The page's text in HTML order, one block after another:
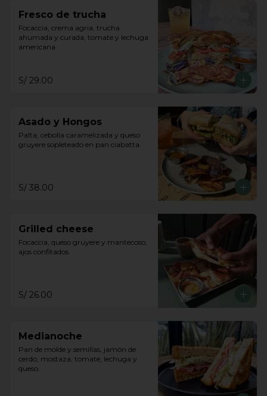
Fresco de trucha
Focaccia, crema agria, trucha
ahumada y curada, tomate y lechuga
americana
S/ 29.00
Asado y Hongos
Palta, cebolla caramelizada y queso
gruyere sopleteado en pan ciabatta.
S/ 38.00
Grilled cheese
Focaccia, queso gruyere y mantecoso,
ajos confitados.
S/ 26.00
Medianoche
Pan de molde y semillas, jamón de
cerdo, mostaza, tomate, lechuga y
queso.